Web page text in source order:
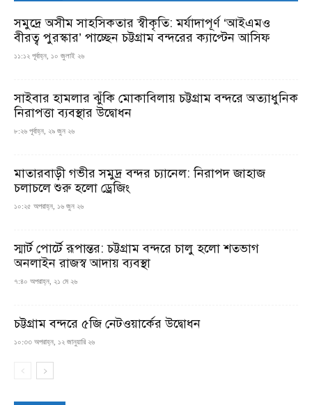
সমুদ্রে অসীম সাহসিকতার স্বীকৃতি: মর্যাদাপূর্ণ ‘আইএমও
বীরত্ব পুরস্কার’ পাচ্ছেন চট্টগ্রাম বন্দরের ক্যাপ্টেন আসিফ
১১:১২ পূর্বাহ্ন, ১০ জুলাই ২৬
সাইবার হামলার ঝুঁকি মোকাবিলায় চট্টগ্রাম বন্দরে অত্যাধুনিক
নিরাপত্তা ব্যবস্থার উদ্বোধন
৮:২৬ পূর্বাহ্ন, ২৯ জুন ২৬
মাতারবাড়ী গভীর সমুদ্র বন্দর চ্যানেল: নিরাপদ জাহাজ
চলাচলে শুরু হলো ড্রেজিং
১০:২৫ অপরাহ্ন, ১৬ জুন ২৬
স্মার্ট পোর্টে রূপান্তর: চট্টগ্রাম বন্দরে চালু হলো শতভাগ
অনলাইন রাজস্ব আদায় ব্যবস্থা
৭:৪০ অপরাহ্ন, ২১ মে ২৬
চট্টগ্রাম বন্দরে ৫জি নেটওয়ার্কের উদ্বোধন
১০:৩৩ অপরাহ্ন, ১২ জানুয়ারি ২৬